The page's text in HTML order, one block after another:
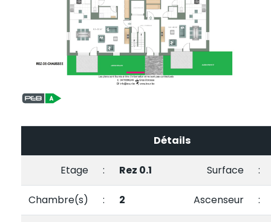
Détails
Etage : Rez 0.1 Surface :
Chambre(s) : 2 Ascenseur :